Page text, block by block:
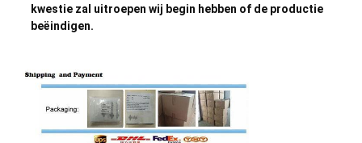
kwestie zal uitroepen wij begin hebben of de productie
beëindigen.